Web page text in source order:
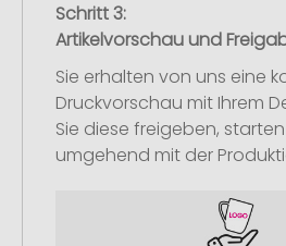
Schritt 3:
Artikelvorschau und
Sie erhalten von uns eine
Druckvorschau mit Ihrem
Sie diese freigeben,
umgehend mit der